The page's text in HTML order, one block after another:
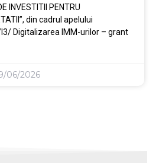
INVESTITII PENTRU
din cadrul apelului
Digitalizarea IMM-urilor – grant
06/2026